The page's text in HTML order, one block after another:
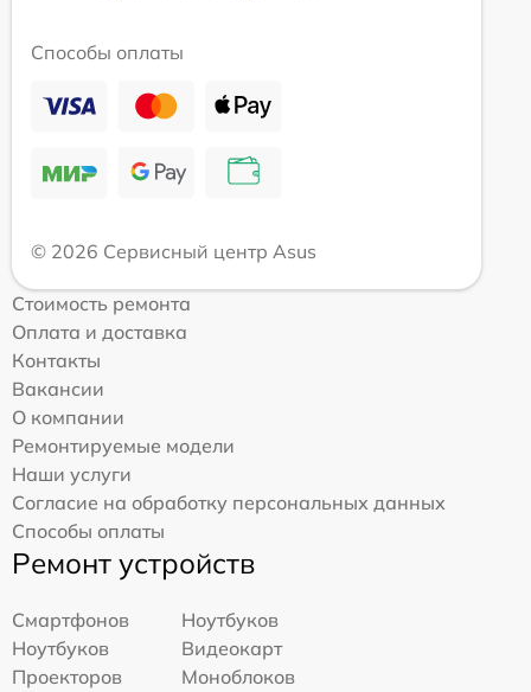
Способы оплаты
© 2026 Сервисный центр Asus
Стоимость ремонта
Оплата и доставка
Контакты
Вакансии
О компании
Ремонтируемые модели
Наши услуги
Согласие на обработку персональных данных
Способы оплаты
Ремонт устройств
Смартфонов
Ноутбуков
Ноутбуков
Видеокарт
Проекторов
Моноблоков